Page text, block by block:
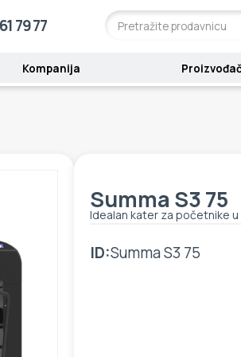
79 77
Kompanija
Summa S3 75
Idealan kater za početnike
ID:Summa S3 75